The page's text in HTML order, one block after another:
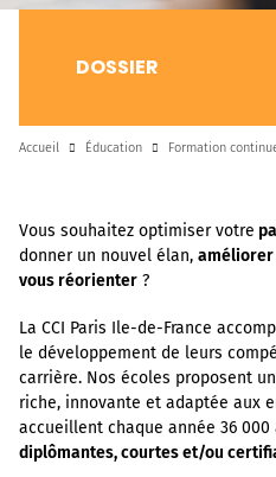
DOSSIER
Accueil Éducation Formation
Vous souhaitez optimiser votre
donner un nouvel élan,
vous réorienter ?
La CCI Paris Ile-de-France
le développement de leurs
carrière. Nos écoles proposent
riche, innovante et adaptée aux
accueillent chaque année 36
diplômantes, courtes et/ou